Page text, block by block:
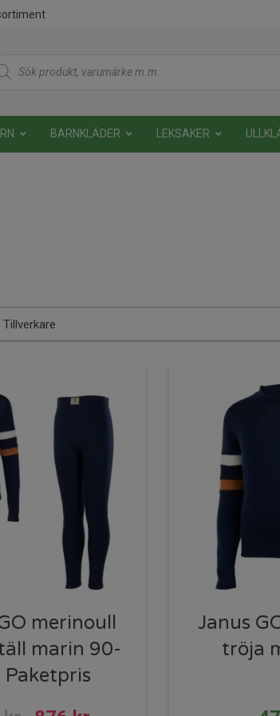
BARNKLÄDER LEKSAKER
Tillverkare
merinoull
marin 90-
Paketpris
Janus
tröja